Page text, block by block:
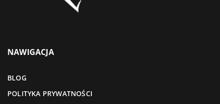
NAWIGACJA
BLOG
POLITYKA PRYWATNOŚCI